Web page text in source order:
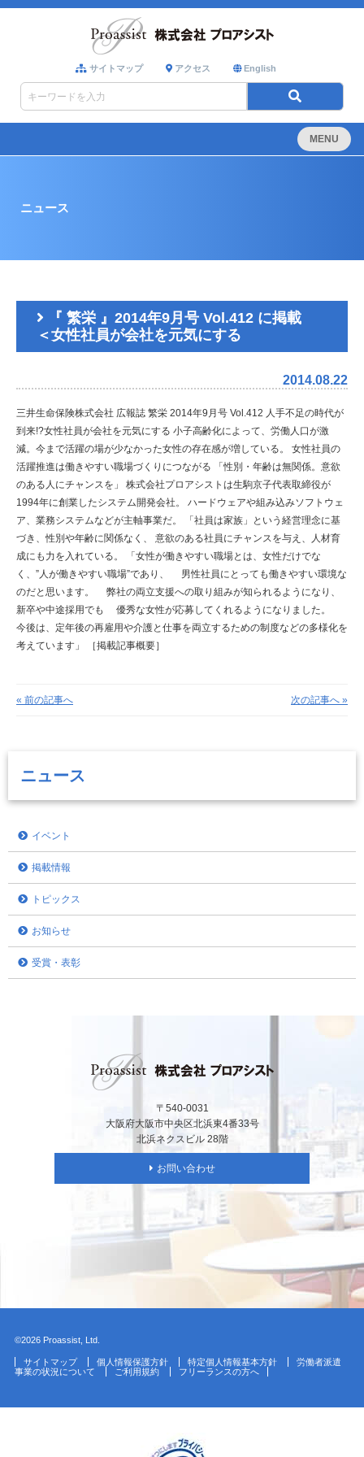
サイトマップ アクセス English
MENU
ニュース
『 繁栄 』2014年9月号 Vol.412 に掲載
＜女性社員が会社を元気にする
2014.08.22
三井生命保険株式会社 広報誌 繁栄 2014年9月号 Vol.412 人手不足の時代が
到来!?女性社員が会社を元気にする 小子高齢化によって、労働人口が激
減。今まで活躍の場が少なかった女性の存在感が増している。
女性社員の
活躍推進は働きやすい職場づくりにつながる 「性別・年齢は無関係。意欲
のある人にチャンスを」
株式会社プロアシストは生駒京子代表取締役が
1994年に創業したシステム開発会社。
ハードウェアや組み込みソフトウェ
ア、業務システムなどが主軸事業だ。
「社員は家族」という経営理念に基
づき、性別や年齢に関係なく、
意欲のある社員にチャンスを与え、人材育
成にも力を入れている。
「女性が働きやすい職場とは、女性だけでな
く、”人が働きやすい職場”であり、
男性社員にとっても働きやすい環境な
のだと思います。
弊社の両立支援への取り組みが知られるようになり、
新卒や中途採用でも
優秀な女性が応募してくれるようになりました。
今後は、定年後の再雇用や介護と仕事を両立するための制度などの多様化を
考えています」
［掲載記事概要］
« 前の記事へ 次の記事へ »
ニュース
イベント
掲載情報
トピックス
お知らせ
受賞・表彰
〒540-0031
大阪府大阪市中央区北浜東4番33号
北浜ネクスビル 28階
お問い合わせ
©2026 Proassist, Ltd.
サイトマップ 個人情報保護方針 特定個人情報基本方針
労働者派遣
事業の状況について
ご利用規約 フリーランスの方へ